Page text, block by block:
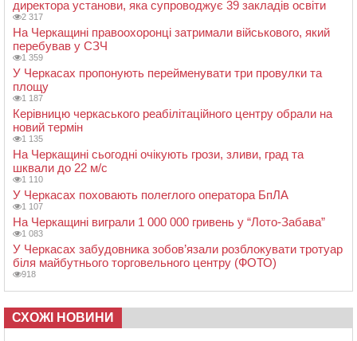
директора установи, яка супроводжує 39 закладів освіти
2 317
На Черкащині правоохоронці затримали військового, який
перебував у СЗЧ
1 359
У Черкасах пропонують перейменувати три провулки та
площу
1 187
Керівницю черкаського реабілітаційного центру обрали на
новий термін
1 135
На Черкащині сьогодні очікують грози, зливи, град та
шквали до 22 м/с
1 110
У Черкасах поховають полеглого оператора БпЛА
1 107
На Черкащині виграли 1 000 000 гривень у “Лото-Забава”
1 083
У Черкасах забудовника зобов’язали розблокувати тротуар
біля майбутнього торговельного центру (ФОТО)
918
СХОЖІ НОВИНИ